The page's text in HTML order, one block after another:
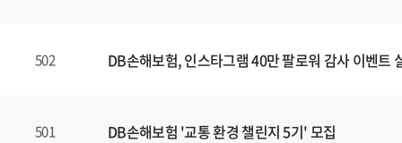
502 DB손해보험, 인스타그램 40만 팔로워 감사 이벤트
501 DB손해보험 '교통 환경 챌린지 5기' 모집